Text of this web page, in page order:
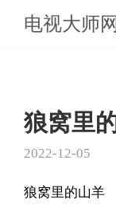
电视大师网
狼窝里
2022-12-05
狼窝里的山羊